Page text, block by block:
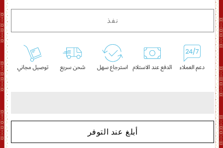
لـ
-
نسائي
-
عطر
لـ
-
-
عطر
نفذ
أبلغ عند التوفر